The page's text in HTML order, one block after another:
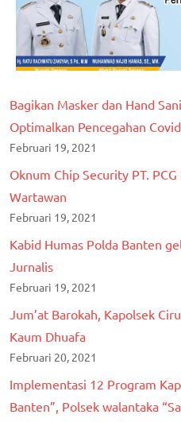
Bagikan Masker dan Hand
Optimalkan Pencegahan
Februari 19, 2021
Oknum Chip Security PT.
Wartawan
Februari 19, 2021
Kabid Humas Polda Banten
Jurnalis
Februari 19, 2021
Jum’at Barokah, Kapolsek
Kaum Dhuafa
Februari 20, 2021
Implementasi 12 Program
Banten”, Polsek walantaka